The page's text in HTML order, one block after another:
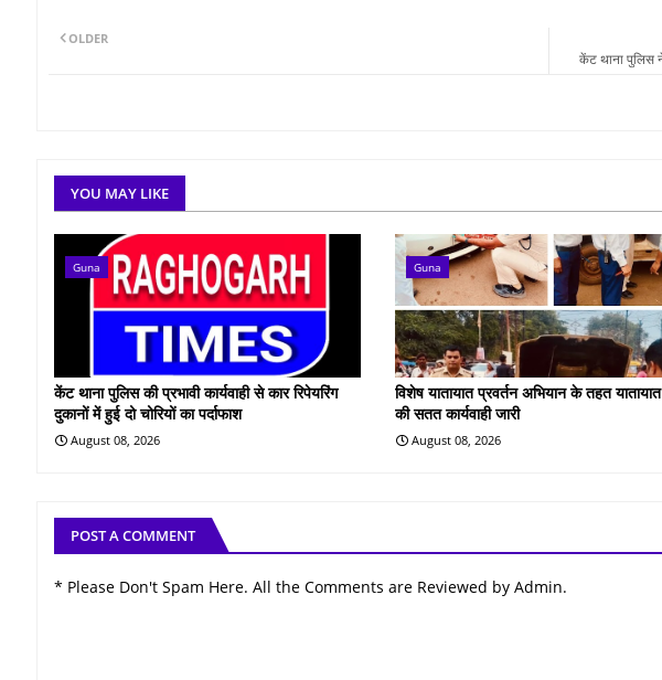
केंट थाना पुलिस ने
OLDER
YOU MAY LIKE
Guna
केंट थाना पुलिस की प्रभावी कार्यवाही से कार रिपेयरिंग
दुकानों में हुई दो चोरियों का पर्दाफाश
August 08, 2026
Guna
विशेष यातायात प्रवर्तन अभियान के तहत
की सतत कार्यवाही जारी
August 08, 2026
POST A COMMENT
* Please Don't Spam Here. All the Comments are Reviewed by Admin.